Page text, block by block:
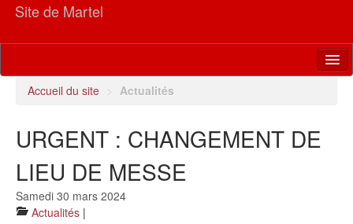
Site de Martel
Accueil
Actualités
Horaires des Messes
Sacrements
Accueil du site > Actualités
URGENT : CHANGEMENT DE
LIEU DE MESSE
Samedi 30 mars 2024
Actualités |